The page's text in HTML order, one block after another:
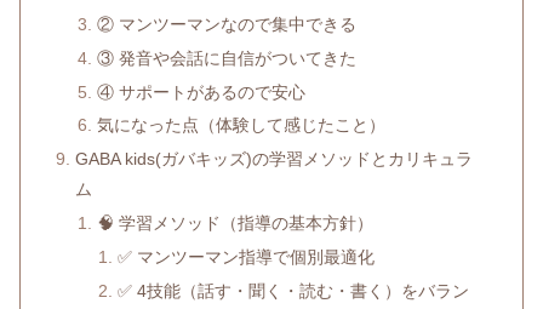
② マンツーマンなので集中できる
③ 発音や会話に自信がついてきた
④ サポートがあるので安心
気になった点（体験して感じたこと）
GABA kids(ガバキッズ)の学習メソッドとカリキュラ
ム
🧠 学習メソッド（指導の基本方針）
✅ マンツーマン指導で個別最適化
✅ 4技能（話す・聞く・読む・書く）をバラン